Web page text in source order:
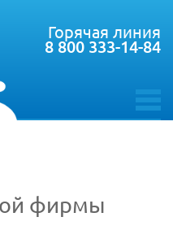
toggle
Горячая линия
8 800 333-14-84
фирмы